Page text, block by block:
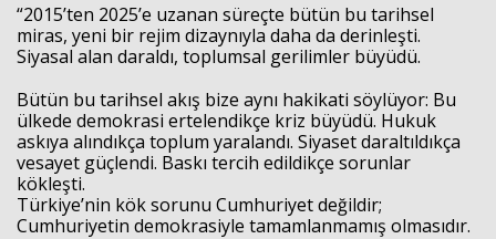
“2015’ten 2025’e uzanan süreçte bütün bu tarihsel
miras, yeni bir rejim dizaynıyla daha da derinleşti.
Siyasal alan daraldı, toplumsal gerilimler büyüdü.
Bütün bu tarihsel akış bize aynı hakikati söylüyor: Bu
ülkede demokrasi ertelendikçe kriz büyüdü. Hukuk
askıya alındıkça toplum yaralandı. Siyaset daraltıldıkça
vesayet güçlendi. Baskı tercih edildikçe sorunlar
kökleşti.
Türkiye’nin kök sorunu Cumhuriyet değildir;
Cumhuriyetin demokrasiyle tamamlanmamış olmasıdır.